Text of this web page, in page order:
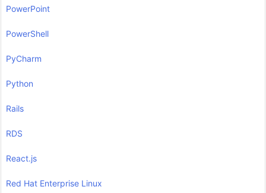
PowerPoint
PowerShell
PyCharm
Python
Rails
RDS
React.js
Red Hat Enterprise Linux